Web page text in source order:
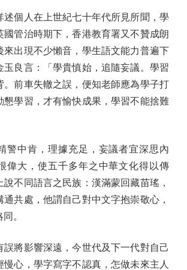
個人在上世紀七十年代所見所聞，學
國管治時期下，香港教育署又不贊成朗
來出現不少懶音，學生語文能力普遍下
玉良言：「學貴慎始，追隨妄議。學習
。前車失轍之誤，便知老師應為學子打
懇學習，才有愉快成果，學習不能捨難
中肯，理據充足，妄議者宜深思內
偉大，使五千多年之中華文化得以傳
說不同語言之民族：漢滿蒙回藏苗瑤，
共處，他謂自己對中文字抱崇敬心，
。
將影響深遠，今世代及下一代對自己
慢心，學字寫字不認真，怎做未來主人